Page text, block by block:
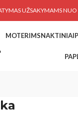
UŽSAKYMAMS
MOTERIMSNAKTINIAI